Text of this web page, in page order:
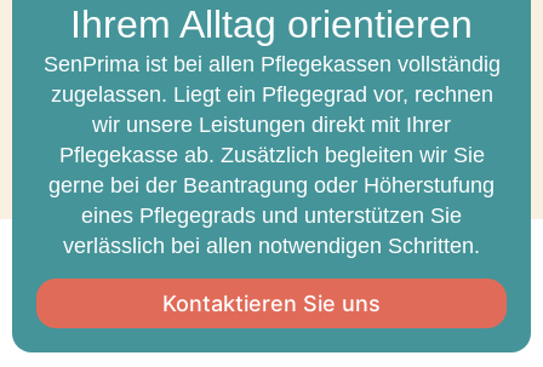
Ihrem Alltag orientieren
SenPrima ist bei allen Pflegekassen vollständig
zugelassen. Liegt ein Pflegegrad vor, rechnen
wir unsere Leistungen direkt mit Ihrer
Pflegekasse ab. Zusätzlich begleiten wir Sie
gerne bei der Beantragung oder Höherstufung
eines Pflegegrads und unterstützen Sie
verlässlich bei allen notwendigen Schritten.
Kontaktieren Sie uns